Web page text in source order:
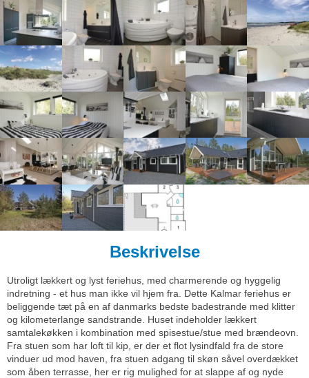
Beskrivelse
Utroligt lækkert og lyst feriehus, med charmerende og hyggelig
indretning - et hus man ikke vil hjem fra. Dette Kalmar feriehus er
beliggende tæt på en af danmarks bedste badestrande med klitter
og kilometerlange sandstrande. Huset indeholder lækkert
samtalekøkken i kombination med spisestue/stue med brændeovn.
Fra stuen som har loft til kip, er der et flot lysindfald fra de store
vinduer ud mod haven, fra stuen adgang til skøn såvel overdækket
som åben terrasse, her er rig mulighed for at slappe af og nyde